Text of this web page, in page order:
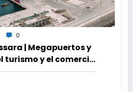
0
| Megapuertos y
turismo y el comercio